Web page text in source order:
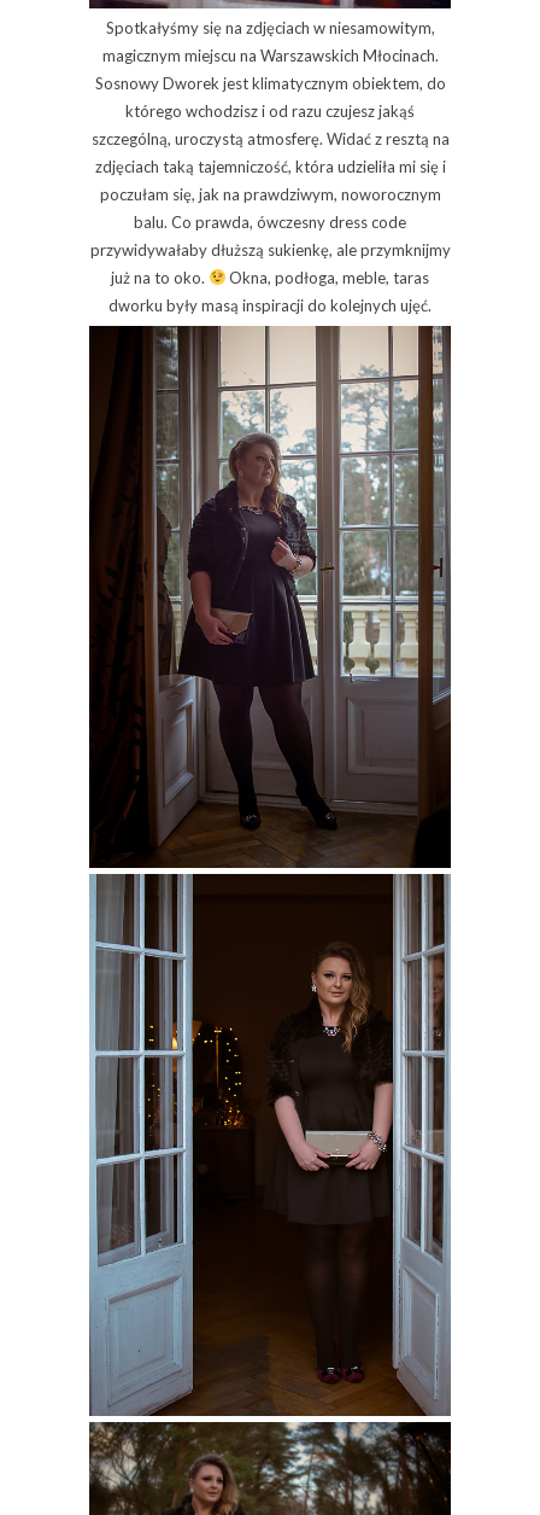
Spotkałyśmy się na zdjęciach w niesamowitym,
magicznym miejscu na Warszawskich Młocinach.
Sosnowy Dworek jest klimatycznym obiektem, do
którego wchodzisz i od razu czujesz jakąś
szczególną, uroczystą atmosferę. Widać z resztą na
zdjęciach taką tajemniczość, która udzieliła mi się i
poczułam się, jak na prawdziwym, noworocznym
balu. Co prawda, ówczesny dress code
przywidywałaby dłuższą sukienkę, ale przymknijmy
już na to oko.
Okna, podłoga, meble, taras
dworku były masą inspiracji do kolejnych ujęć.